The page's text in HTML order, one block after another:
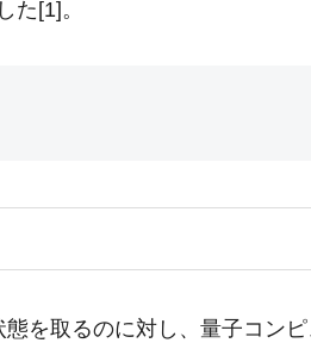
た[1]。
を取るのに対し、量子コン